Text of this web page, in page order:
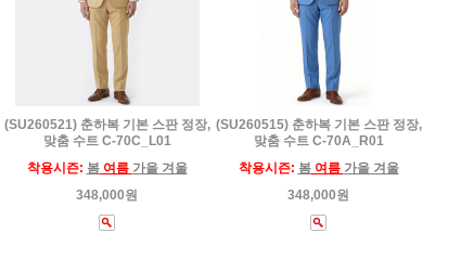
(SU260521) 춘하복 기본 스판 정장,
맞춤 수트 C-70C_L01
착용시즌: 봄여름 가을 겨울
348,000원
(SU260515) 춘하복 기본 스판 정장,
맞춤 수트 C-70A_R01
착용시즌: 봄여름 가을 겨울
348,000원